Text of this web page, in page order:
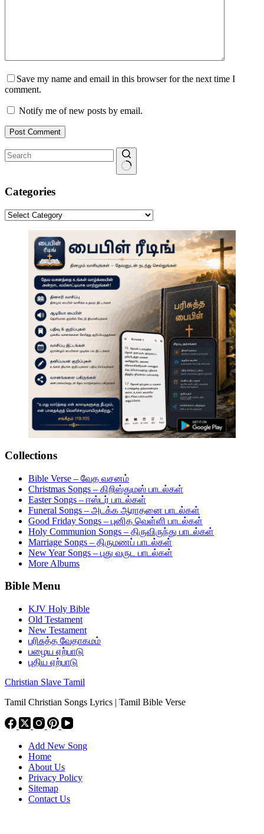
Save my name and email in this browser for the next time I
comment.
Notify me of new posts by email.
Post Comment
results
Categories
Categories
Collections
Bible Verse – வேத வசனம்
Christmas Songs – கிறிஸ்துமஸ் பாடல்கள்
Easter Songs – ஈஸ்டர் பாடல்கள்
Funeral Songs – அடக்க ஆராதனை பாடல்கள்
Good Friday Songs – புனித வெள்ளி பாடல்கள்
Holy Communion Songs – திருவிருந்து பாடல்கள்
Marriage Songs – திருமணப் பாடல்கள்
New Year Songs – புது வருட பாடல்கள்
More Albums
Bible Menu
KJV Holy Bible
Old Testament
New Testament
பரிசுத்த வேதாகமம்
பழைய ஏற்பாடு
புதிய ஏற்பாடு
Christian Slave Tamil
Tamil Christian Songs Lyrics | Tamil Bible Verse
Add New Song
Home
About Us
Privacy Policy
Sitemap
Contact Us